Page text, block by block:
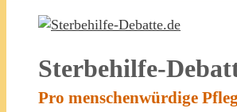
Sterbehilfe-
Pro menschenwürdige